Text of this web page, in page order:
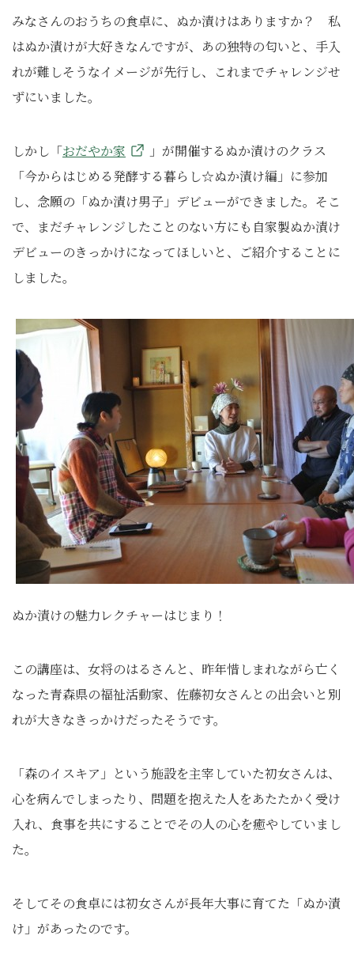
みなさんのおうちの食卓に、ぬか漬けはありますか？ 私
はぬか漬けが大好きなんですが、あの独特の匂いと、手入
れが難しそうなイメージが先行し、これまでチャレンジせ
ずにいました。
しかし「おだやか家
」が開催するぬか漬けのクラス
「今からはじめる発酵する暮らし☆ぬか漬け編」に参加
し、念願の「ぬか漬け男子」デビューができました。そこ
で、まだチャレンジしたことのない方にも自家製ぬか漬け
デビューのきっかけになってほしいと、ご紹介することに
しました。
ぬか漬けの魅力レクチャーはじまり！
この講座は、女将のはるさんと、昨年惜しまれながら亡く
なった青森県の福祉活動家、佐藤初女さんとの出会いと別
れが大きなきっかけだったそうです。
「森のイスキア」という施設を主宰していた初女さんは、
心を病んでしまったり、問題を抱えた人をあたたかく受け
入れ、食事を共にすることでその人の心を癒やしていまし
た。
そしてその食卓には初女さんが長年大事に育てた「ぬか漬
け」があったのです。